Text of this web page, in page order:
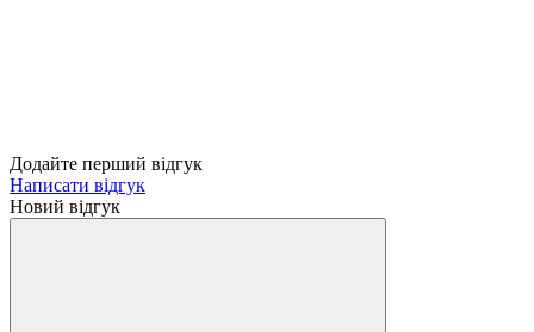
Додайте перший відгук
Написати відгук
Новий відгук